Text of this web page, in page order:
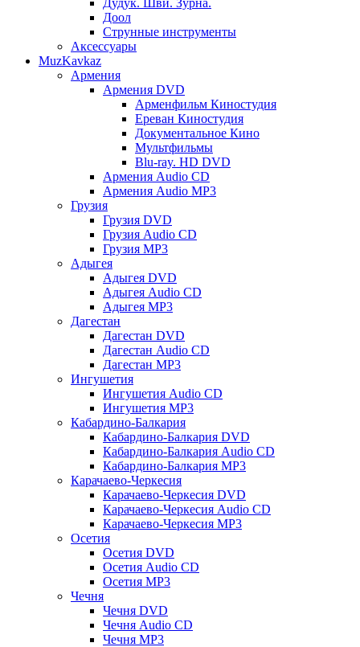
Дудук. Шви. Зурна.
Доол
Струнные инструменты
Аксессуары
MuzKavkaz
Армения
Армения DVD
Арменфильм Киностудия
Ереван Киностудия
Документальное Кино
Мультфильмы
Blu-ray. HD DVD
Армения Audio CD
Армения Audio MP3
Грузия
Грузия DVD
Грузия Audio CD
Грузия MP3
Адыгея
Адыгея DVD
Адыгея Audio CD
Адыгея MP3
Дагестан
Дагестан DVD
Дагестан Audio CD
Дагестан MP3
Ингушетия
Ингушетия Audio CD
Ингушетия MP3
Кабардино-Балкария
Кабардино-Балкария DVD
Кабардино-Балкария Audio CD
Кабардино-Балкария MP3
Карачаево-Черкесия
Карачаево-Черкесия DVD
Карачаево-Черкесия Audio CD
Карачаево-Черкесия MP3
Осетия
Осетия DVD
Осетия Audio CD
Осетия MP3
Чечня
Чечня DVD
Чечня Audio CD
Чечня MP3